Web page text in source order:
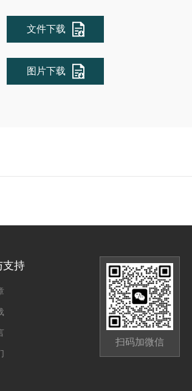
文件下载
图片下载
支持
扫码加微信